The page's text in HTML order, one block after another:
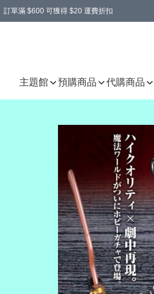
訂單滿 $600 可獲得 $20 運費折扣
主題館 預購商品 代購商品